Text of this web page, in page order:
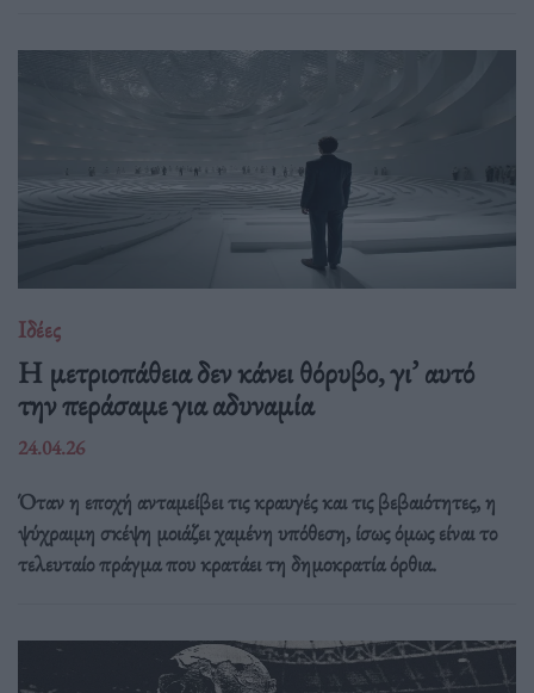
Ιδέες
Η μετριοπάθεια δεν κάνει θόρυβο, γι’ αυτό
την περάσαμε για αδυναμία
24.04.26
Όταν η εποχή ανταμείβει τις κραυγές και τις βεβαιότητες, η
ψύχραιμη σκέψη μοιάζει χαμένη υπόθεση, ίσως όμως είναι το
τελευταίο πράγμα που κρατάει τη δημοκρατία όρθια.